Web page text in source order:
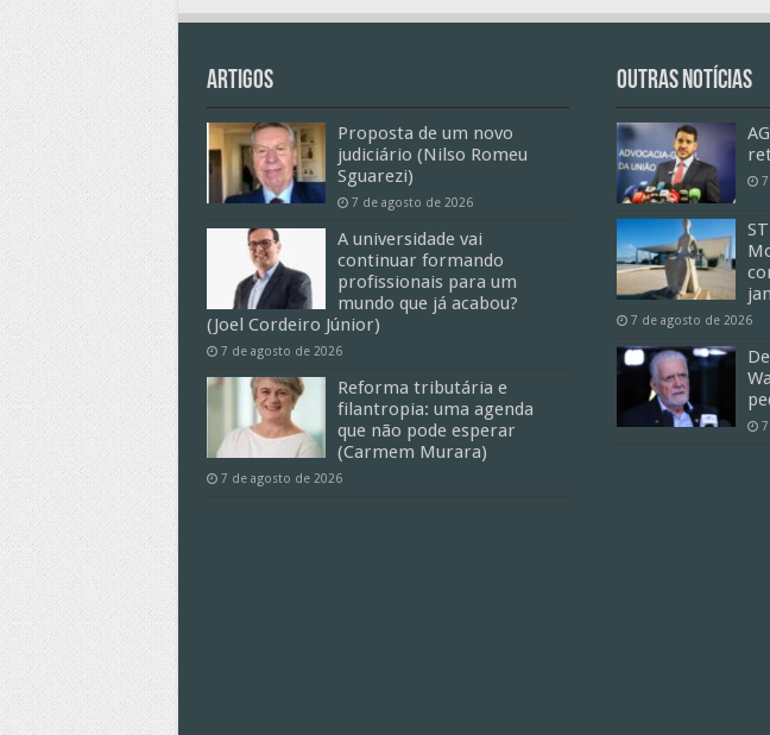
Artigos
Proposta de um novo
judiciário (Nilso Romeu
Sguarezi)
7 de agosto de 2026
A universidade vai
continuar formando
profissionais para um
mundo que já acabou?
(Joel Cordeiro Júnior)
7 de agosto de 2026
Reforma tributária e
filantropia: uma agenda
que não pode esperar
(Carmem Murara)
7 de agosto de 2026
Outras Notícias
7 de agosto de 2026